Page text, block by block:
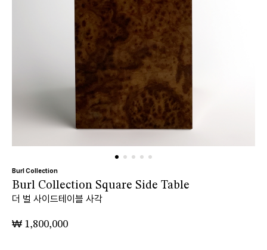
Burl Collection
Burl Collection Square Side Table
더 벌 사이드테이블 사각
₩ 1,800,000